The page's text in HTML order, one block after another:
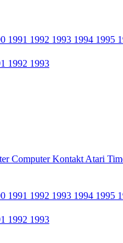
1991 1992 1993 1994 1995
1992 1993
Computer Kontakt Atari
1991 1992 1993 1994 1995
1992 1993